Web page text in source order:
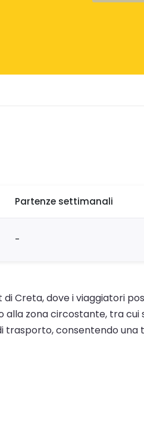
Partenze settimanali
-
Creta, dove i viaggiatori
zona circostante, tra
consentendo una